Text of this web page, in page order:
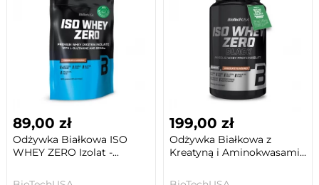
89,00 zł
Odżywka Białkowa ISO
WHEY ZERO Izolat -...
199,00 zł
Odżywka Białkowa z
Kreatyną i Aminokwasami...